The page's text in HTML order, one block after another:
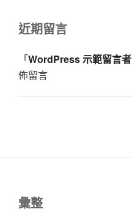
近期留言
「WordPress 示範留言者
佈留言
彙整